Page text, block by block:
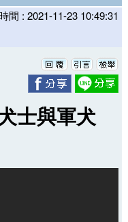
間 : 2021-11-23 10:49:31
士與軍犬